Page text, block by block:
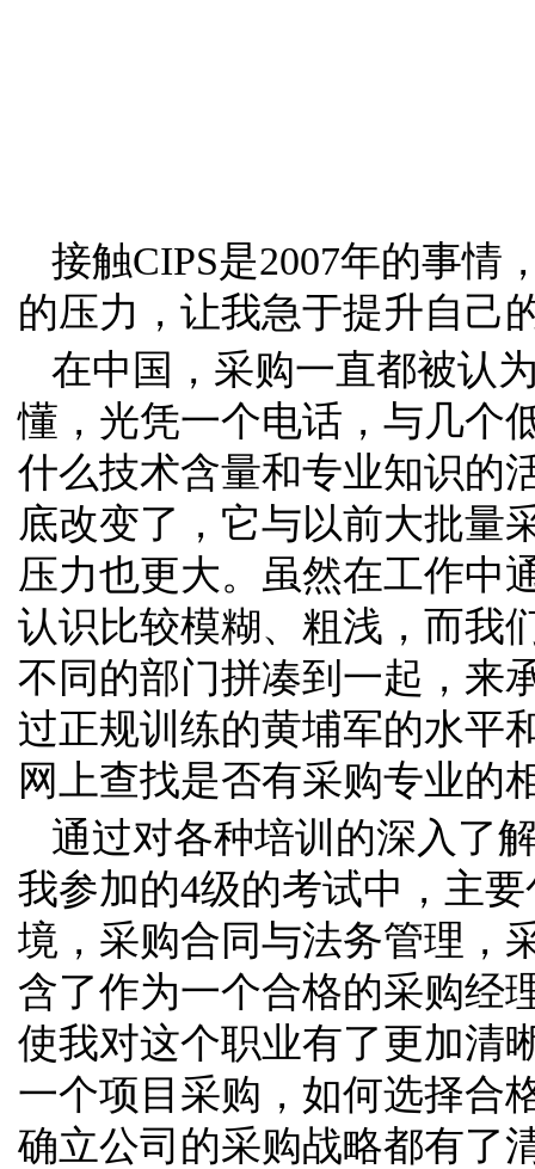
接触CIPS是2007年的事情
的压力，让我急于提升自己
在中国，采购一直都被认
懂，光凭一个电话，与几个
什么技术含量和专业知识的
底改变了，它与以前大批量
压力也更大。虽然在工作中
认识比较模糊、粗浅，而我
不同的部门拼凑到一起，来
过正规训练的黄埔军的水平
网上查找是否有采购专业的
通过对各种培训的深入了
我参加的4级的考试中，主
境，采购合同与法务管理，
含了作为一个合格的采购经
使我对这个职业有了更加清
一个项目采购，如何选择合
确立公司的采购战略都有了